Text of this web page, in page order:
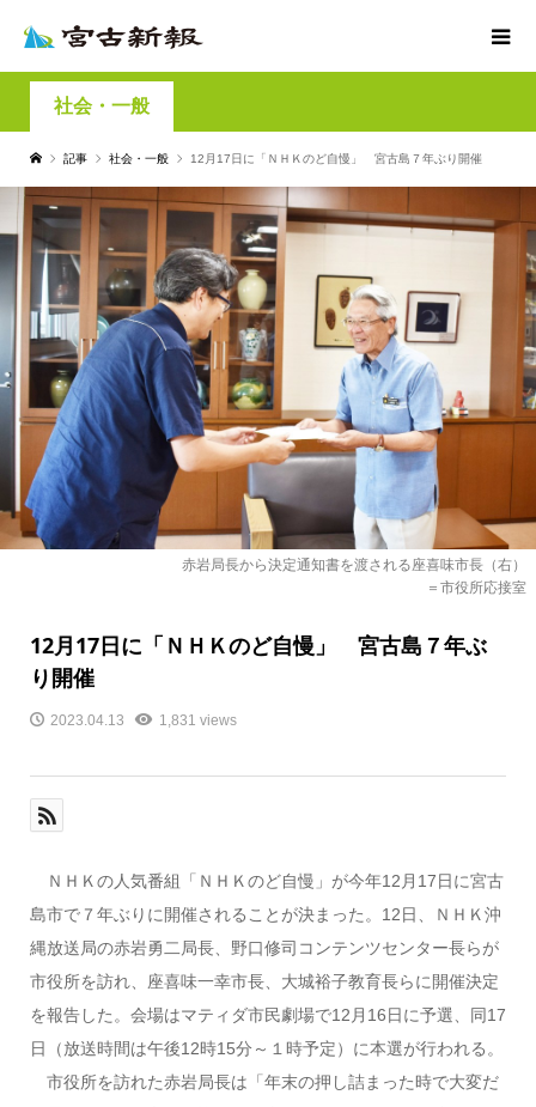
社会・一般
記事 社会・一般 12月17日に「ＮＨＫのど自慢」 宮古島７年ぶり開催
赤岩局長から決定通知書を渡される座喜味市長（右）
＝市役所応接室
12月17日に「ＮＨＫのど自慢」 宮古島７年ぶ
り開催
2023.04.13 1,831 views
ＮＨＫの人気番組「ＮＨＫのど自慢」が今年12月17日に宮古
島市で７年ぶりに開催されることが決まった。12日、ＮＨＫ沖
縄放送局の赤岩勇二局長、野口修司コンテンツセンター長らが
市役所を訪れ、座喜味一幸市長、大城裕子教育長らに開催決定
を報告した。会場はマティダ市民劇場で12月16日に予選、同17
日（放送時間は午後12時15分～１時予定）に本選が行われる。
市役所を訪れた赤岩局長は「年末の押し詰まった時で大変だ